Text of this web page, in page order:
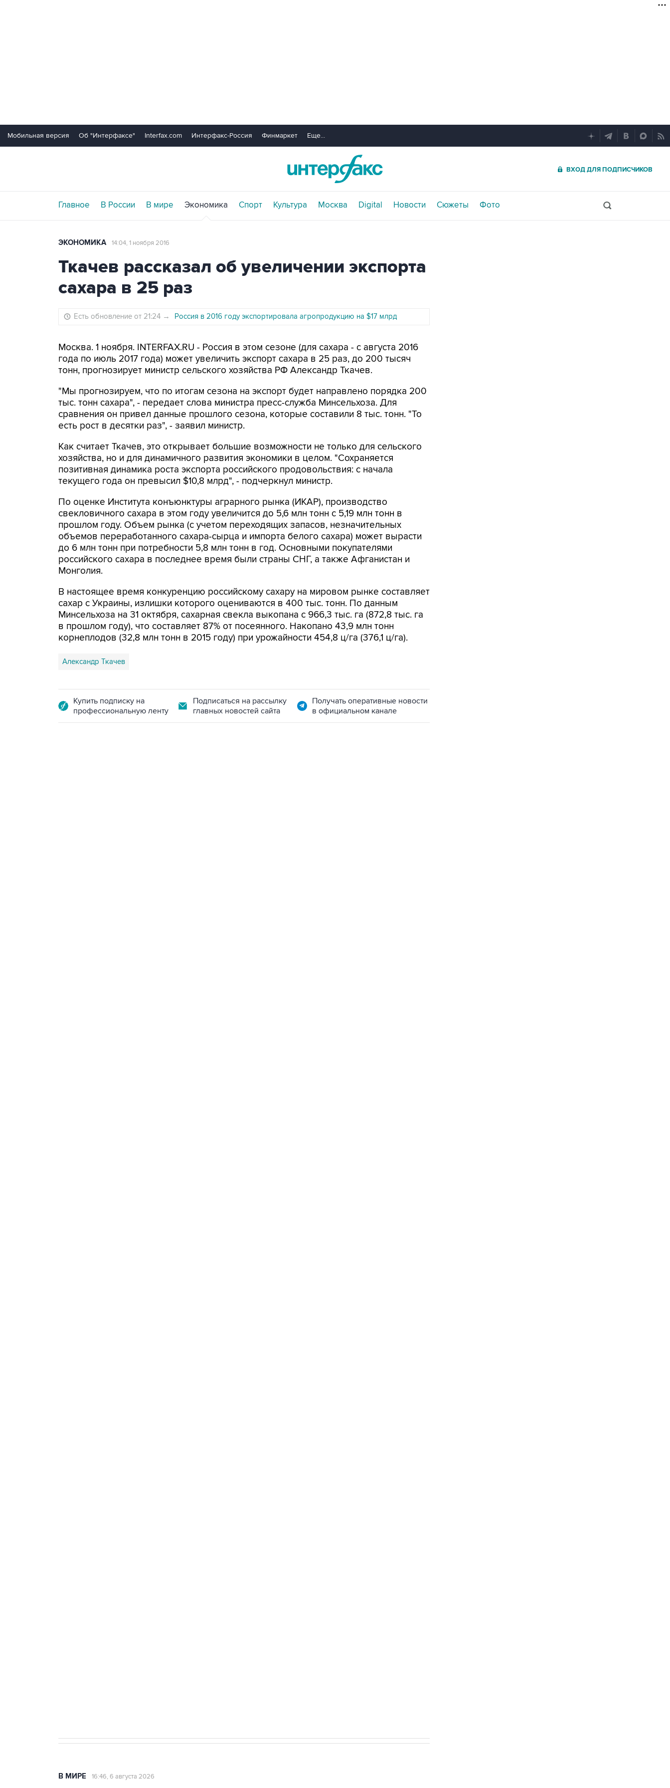
Мобильная версия Об "Интерфаксе" Interfax.com Интерфакс-Россия Финмаркет Еще...
ВХОД ДЛЯ ПОДПИСЧИКОВ
Главное В России В мире Экономика Спорт Культура Москва Digital Новости Сюжеты Фото
ЭКОНОМИКА 14:04, 1 ноября 2016
Ткачев рассказал об увеличении экспорта
сахара в 25 раз
Есть обновление от 21:24 → Россия в 2016 году экспортировала агропродукцию на $17 млрд
Москва. 1 ноября. INTERFAX.RU - Россия в этом сезоне (для сахара - с августа 2016
года по июль 2017 года) может увеличить экспорт сахара в 25 раз, до 200 тысяч
тонн, прогнозирует министр сельского хозяйства РФ Александр Ткачев.
"Мы прогнозируем, что по итогам сезона на экспорт будет направлено порядка 200
тыс. тонн сахара", - передает слова министра пресс-служба Минсельхоза. Для
сравнения он привел данные прошлого сезона, которые составили 8 тыс. тонн. "То
есть рост в десятки раз", - заявил министр.
Как считает Ткачев, это открывает большие возможности не только для сельского
хозяйства, но и для динамичного развития экономики в целом. "Сохраняется
позитивная динамика роста экспорта российского продовольствия: с начала
текущего года он превысил $10,8 млрд", - подчеркнул министр.
По оценке Института конъюнктуры аграрного рынка (ИКАР), производство
свекловичного сахара в этом году увеличится до 5,6 млн тонн с 5,19 млн тонн в
прошлом году. Объем рынка (с учетом переходящих запасов, незначительных
объемов переработанного сахара-сырца и импорта белого сахара) может вырасти
до 6 млн тонн при потребности 5,8 млн тонн в год. Основными покупателями
российского сахара в последнее время были страны СНГ, а также Афганистан и
Монголия.
В настоящее время конкуренцию российскому сахару на мировом рынке составляет
сахар с Украины, излишки которого оцениваются в 400 тыс. тонн. По данным
Минсельхоза на 31 октября, сахарная свекла выкопана с 966,3 тыс. га (872,8 тыс. га
в прошлом году), что составляет 87% от посеянного. Накопано 43,9 млн тонн
корнеплодов (32,8 млн тонн в 2015 году) при урожайности 454,8 ц/га (376,1 ц/га).
Александр Ткачев
Купить подписку на
профессиональную ленту
Подписаться на рассылку
главных новостей сайта
Получать оперативные новости
в официальном канале
В МИРЕ 16:46, 6 августа 2026